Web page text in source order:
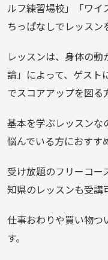
ルフ練習場校」「ワ
ちっぱなしでレッスン
レッスンは、身体の
論」によって、ゲスト
でスコアアップを図る
基本を学ぶレッスンな
悩んでいる方におすす
受け放題のフリーコー
知県のレッスンも受講
仕事おわりや買い物つ
す。